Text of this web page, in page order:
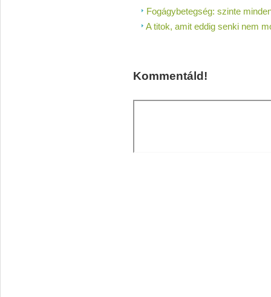
Fogágybetegség: szinte
A titok, amit eddig senki nem
Kommentáld!